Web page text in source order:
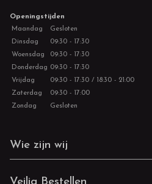
Openingstijden
Maandag
Gesloten
Dinsdag
09:30 - 17:30
Woensdag
09:30 - 17:30
Donderdag 09:30 - 17:30
Vrijdag
09:30 - 17:30 / 18:30 - 21:00
Zaterdag
09:30 - 17:00
Zondag
Gesloten
Wie zijn wij